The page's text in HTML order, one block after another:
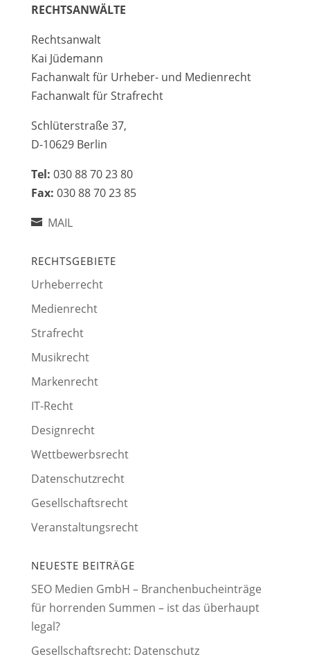
RECHTSANWÄLTE
Rechtsanwalt
Kai Jüdemann
Fachanwalt für Urheber- und Medienrecht
Fachanwalt für Strafrecht
Schlüterstraße 37,
D-10629 Berlin
Tel: 030 88 70 23 80
Fax: 030 88 70 23 85
MAIL
RECHTSGEBIETE
Urheberrecht
Medienrecht
Strafrecht
Musikrecht
Markenrecht
IT-Recht
Designrecht
Wettbewerbsrecht
Datenschutzrecht
Gesellschaftsrecht
Veranstaltungsrecht
NEUESTE BEITRÄGE
SEO Medien GmbH – Branchenbucheinträge
für horrenden Summen – ist das überhaupt
legal?
Gesellschaftsrecht: Datenschutz